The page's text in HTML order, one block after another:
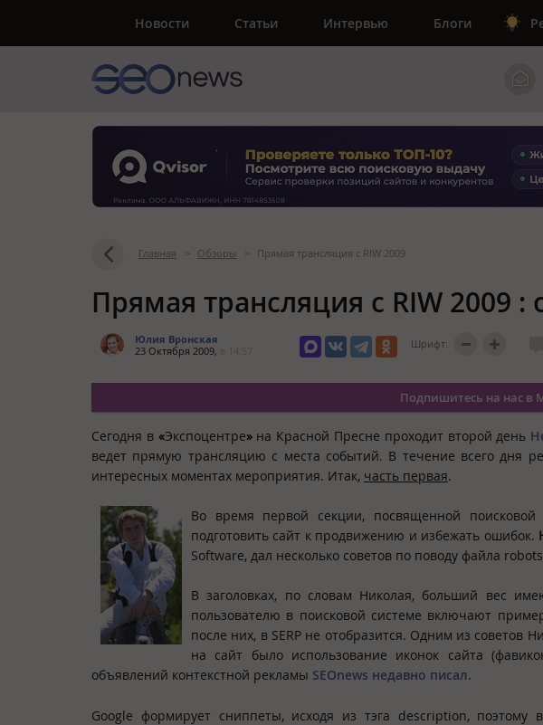
Новости Статьи Интервью Блоги
Главная > Обзоры > Прямая трансляция с RIW 2009
Прямая трансляция с RIW 2009 :
Юлия Вронская
23 Октября 2009,
Шрифт:
Подпишитесь на нас в
Сегодня в «Экспоцентре»на Красной Пресне проходит второй день
ведет прямую трансляцию с места событий. В течение всего дня
интересных моментах мероприятия. Итак, часть первая.
Во время первой секции, посвященной
подготовить сайт к продвижению и избежать ошибок.
Software, дал несколько советов по поводу файла
В заголовках, по словам Николая, больший вес
пользователю в поисковой системе включают
после них, в SERP не отобразится. Одним из советов
на сайт было использование иконок сайта
объявлений контекстной рекламы SEOnews недавно писал.
Google формирует сниппеты, исходя из тэга description, поэтому